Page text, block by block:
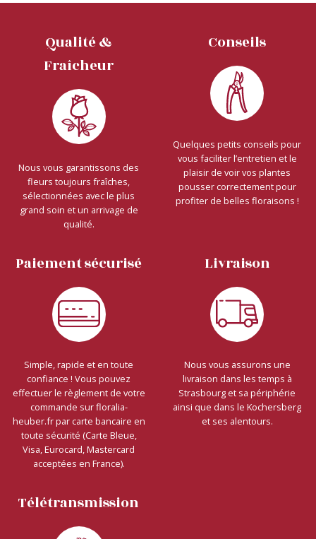
Qualité &
Fraîcheur
Nous vous garantissons des
fleurs toujours fraîches,
sélectionnées avec le plus
grand soin et un arrivage de
qualité.
Conseils
Quelques petits conseils pour
vous faciliter l’entretien et le
plaisir de voir vos plantes
pousser correctement pour
profiter de belles floraisons !
Paiement sécurisé
Simple, rapide et en toute
confiance ! Vous pouvez
effectuer le règlement de votre
commande sur floralia-
heuber.fr par carte bancaire en
toute sécurité (Carte Bleue,
Visa, Eurocard, Mastercard
acceptées en France).
Livraison
Nous vous assurons une
livraison dans les temps à
Strasbourg et sa périphérie
ainsi que dans le Kochersberg
et ses alentours.
Télétransmission